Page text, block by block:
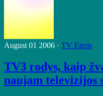
August 01 2006 · TV Eteris
TV3 rodys, kaip
naujam televizijos